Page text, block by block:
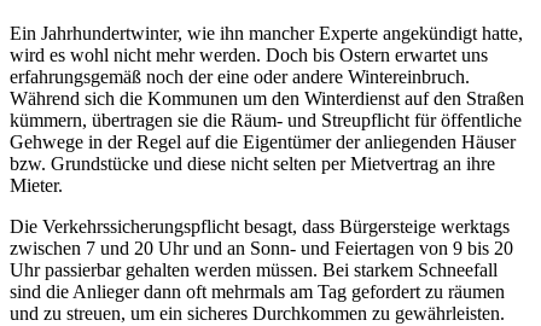
Ein Jahrhundertwinter, wie ihn mancher Experte angekündigt hatte,
wird es wohl nicht mehr werden. Doch bis Ostern erwartet uns
erfahrungsgemäß noch der eine oder andere Wintereinbruch.
Während sich die Kommunen um den Winterdienst auf den Straßen
kümmern, übertragen sie die Räum- und Streupflicht für öffentliche
Gehwege in der Regel auf die Eigentümer der anliegenden Häuser
bzw. Grundstücke und diese nicht selten per Mietvertrag an ihre
Mieter.
Die Verkehrssicherungspflicht besagt, dass Bürgersteige werktags
zwischen 7 und 20 Uhr und an Sonn- und Feiertagen von 9 bis 20
Uhr passierbar gehalten werden müssen. Bei starkem Schneefall
sind die Anlieger dann oft mehrmals am Tag gefordert zu räumen
und zu streuen, um ein sicheres Durchkommen zu gewährleisten.